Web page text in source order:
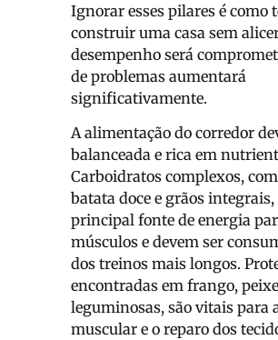
Ignorar esses pilares é como
construir uma casa sem
desempenho será
de problemas aumentará
significativamente.
A alimentação do corredor
balanceada e rica em
Carboidratos complexos,
batata doce e grãos integrais,
principal fonte de energia
músculos e devem ser
dos treinos mais longos.
encontradas em frango,
leguminosas, são vitais para
muscular e o reparo dos